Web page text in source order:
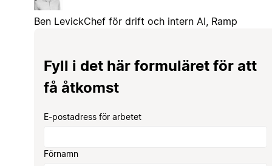
Ben LevickChef för drift och intern AI, Ramp
Fyll i det här formuläret för att
få åtkomst
E-postadress för arbetet
Förnamn